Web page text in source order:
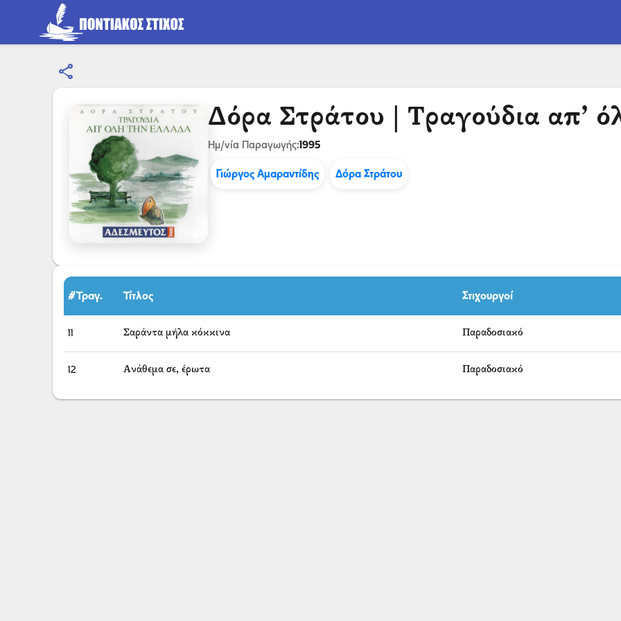
share
Δόρα Στράτου | Τραγούδια απ’
Ημ/νία Παραγωγής:1995
Γιώργος Αμαραντίδης Δόρα Στράτου
#Τραγ. Τίτλος Στιχουργοί
11 Σαράντα μήλα κόκκινα Παραδοσιακό
12 Ανάθεμα σε, έρωτα Παραδοσιακό